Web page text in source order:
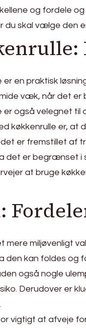
og fordele og
du skal vælge den
er en praktisk
væk, når det er
er også velegnet
køkkenrulle er, at
det er fremstillet af
det er begrænset i
at bruge
mere miljøvenligt
den kan foldes og
også nogle
Derudover er
vigtigt at afveje